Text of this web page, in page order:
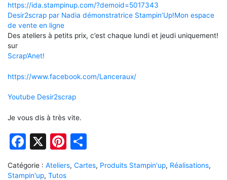
https://ida.stampinup.com/?demoid=5017343
Desir2scrap par Nadia démonstratrice Stampin’Up!Mon espace
de vente en ligne
Des ateliers à petits prix, c’est chaque lundi et jeudi uniquement!
sur
Scrap’Anet!
https://www.facebook.com/Lanceraux/
Youtube Desir2scrap
Je vous dis à très vite.
Facebook
X Pinterest
Catégorie : Ateliers, Cartes, Produits Stampin'up, Réalisations,
Stampin'up, Tutos